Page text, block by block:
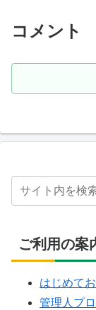
コメント
ご利用の案
はじめて
管理人プ